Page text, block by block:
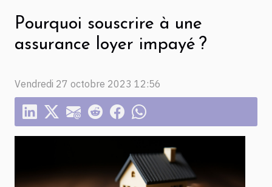
Pourquoi souscrire à une
assurance loyer impayé ?
Vendredi 27 octobre 2023 12:56